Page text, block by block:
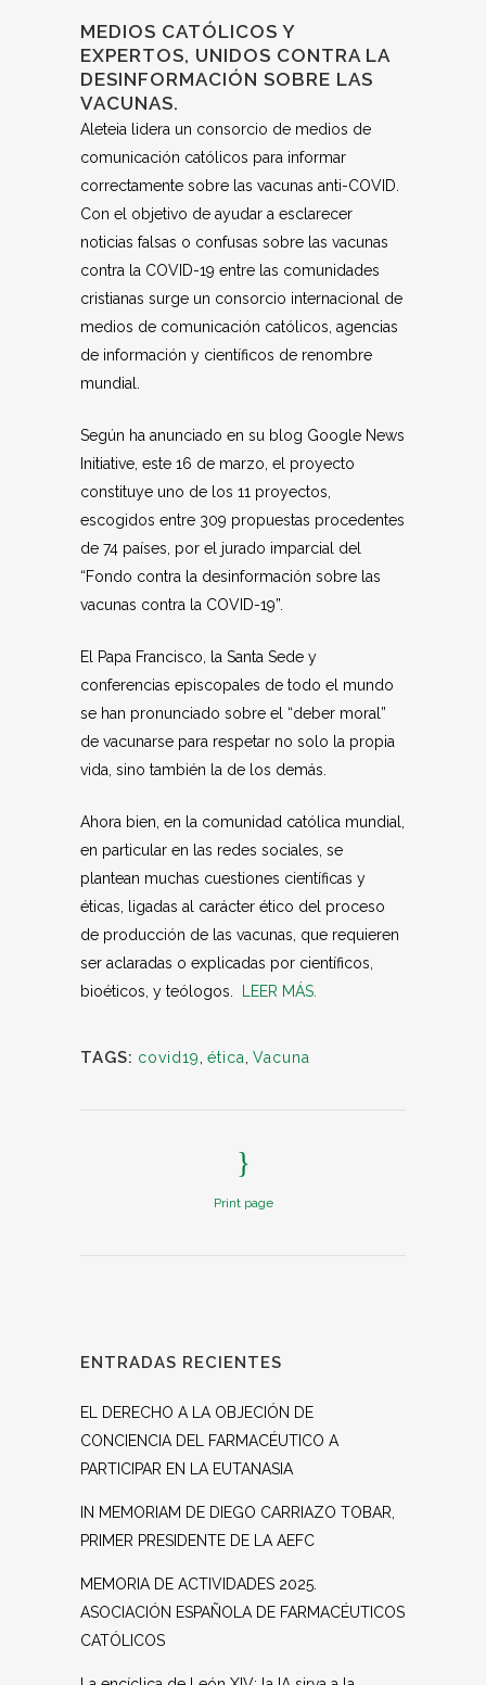
MEDIOS CATÓLICOS Y
EXPERTOS, UNIDOS CONTRA LA
DESINFORMACIÓN SOBRE LAS
VACUNAS.
Aleteia lidera un consorcio de medios de
comunicación católicos para informar
correctamente sobre las vacunas anti-COVID.
Con el objetivo de ayudar a esclarecer
noticias falsas o confusas sobre las vacunas
contra la COVID-19 entre las comunidades
cristianas surge un consorcio internacional de
medios de comunicación católicos, agencias
de información y científicos de renombre
mundial.
Según ha anunciado en su blog Google News
Initiative, este 16 de marzo, el proyecto
constituye uno de los 11 proyectos,
escogidos entre 309 propuestas procedentes
de 74 países, por el jurado imparcial del
“Fondo contra la desinformación sobre las
vacunas contra la COVID-19”.
El Papa Francisco, la Santa Sede y
conferencias episcopales de todo el mundo
se han pronunciado sobre el “deber moral”
de vacunarse para respetar no solo la propia
vida, sino también la de los demás.
Ahora bien, en la comunidad católica mundial,
en particular en las redes sociales, se
plantean muchas cuestiones científicas y
éticas, ligadas al carácter ético del proceso
de producción de las vacunas, que requieren
ser aclaradas o explicadas por científicos,
bioéticos, y teólogos.
LEER MÁS.
TAGS: covid19 ética Vacuna
Print page
ENTRADAS RECIENTES
EL DERECHO A LA OBJECIÓN DE
CONCIENCIA DEL FARMACÉUTICO A
PARTICIPAR EN LA EUTANASIA
IN MEMORIAM DE DIEGO CARRIAZO TOBAR,
PRIMER PRESIDENTE DE LA AEFC
MEMORIA DE ACTIVIDADES 2025.
ASOCIACIÓN ESPAÑOLA DE FARMACÉUTICOS
CATÓLICOS